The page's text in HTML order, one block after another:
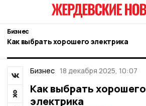
Бизнес
Как выбрать хорошего электрика
Бизнес 18 декабря 2025, 10:07
Как выбрать хорошего
электрика